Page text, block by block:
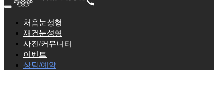
처음눈성형
재건눈성형
사진/커뮤니티
이벤트
상담/예약